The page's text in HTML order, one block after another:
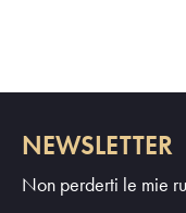
NEWSLETTER
Non perderti le mie